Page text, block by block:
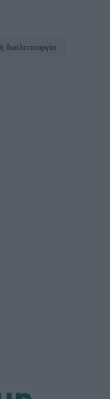
δυσλειτουργία